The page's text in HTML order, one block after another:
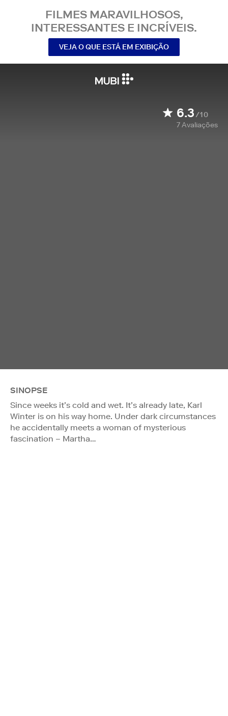
FILMES MARAVILHOSOS,
INTERESSANTES E INCRÍVEIS.
VEJA O QUE ESTÁ EM EXIBIÇÃO
6.3/10
7Avaliações
SINOPSE
Since weeks it’s cold and wet. It’s already late, Karl
Winter is on his way home. Under dark circumstances
he accidentally meets a woman of mysterious
fascination – Martha…